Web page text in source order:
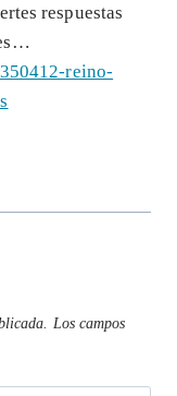
respuestas
reino-
Los campos